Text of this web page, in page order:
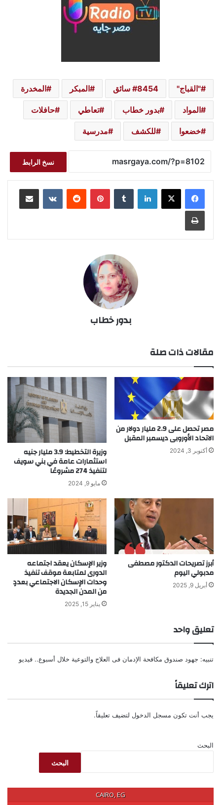
"القباج" 8454 سائق المبكر المخدرة
المواد بدور خطاب تعاطي حافلات
خضعوا للكشف مدرسية
نسخ الرابط
لينكدإن بينتيريست مشاركة عبر البريد
طباعة
بدور خطاب
مقالات ذات صلة
مصر تحصل على 2.9 مليار دولار من
الاتحاد الأوروبى ديسمبر المقبل
أكتوبر 3, 2024 وزيرة التخطيط: 3.9 مليار جنيه
استثمارات عامة في بني سويف
لتنفيذ 274 مشروعًا
مايو 9, 2024
أبرز تصريحات الدكتور مصطفى
مدبولي اليوم
أبريل 9, 2025
وزير الإسكان يعقد اجتماعه
الدورى لمتابعة موقف تنفيذ
وحدات الإسكان الاجتماعي بعددٍ
من المدن الجديدة
يناير 15, 2025
تعليق واحد
تنبيه: جهود صندوق مكافحة الإدمان فى العلاج والتوعية خلال أسبوع.. فيديو
اترك تعليقاً
يجب أنت تكون مسجل الدخول لتضيف تعليقاً.
البحث
البحث
CAIRO, EG